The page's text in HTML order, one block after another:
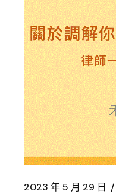
2023 年 5 月 29 日